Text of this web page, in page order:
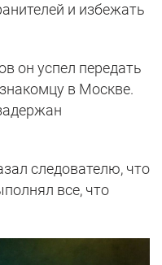
и избежать
он успел передать
в Москве.
следователю, что
все, что